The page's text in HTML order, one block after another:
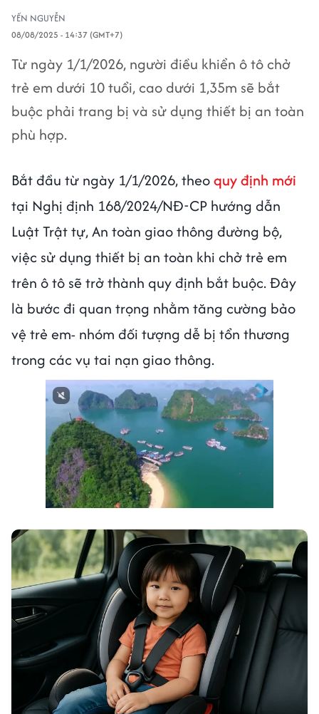
YẾN NGUYỄN
08/08/2025 - 14:37 (GMT+7)
Từ ngày 1/1/2026, người điều khiển ô tô chở
trẻ em dưới 10 tuổi, cao dưới 1,35m sẽ bắt
buộc phải trang bị và sử dụng thiết bị an toàn
phù hợp.
Bắt đầu từ ngày 1/1/2026, theoquy định mới
tại Nghị định 168/2024/NĐ‑CP hướng dẫn
Luật Trật tự, An toàn giao thông đường bộ,
việc sử dụng thiết bị an toàn khi chở trẻ em
trên ô tô sẽ trở thành quy định bắt buộc. Đây
là bước đi quan trọng nhằm tăng cường bảo
vệ trẻ em- nhóm đối tượng dễ bị tổn thương
trong các vụ tai nạn giao thông.
Next video in 3